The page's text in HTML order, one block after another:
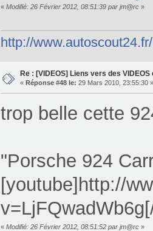
« Modifié: 26 Février 2012, 08:51:39 par jm@rc»
http://
Re : [VIDEOS] Liens vers des
« Réponse #48 le: 29 Mars 2010, 23:55:30 »
trop belle cette
"Porsche 924
[youtube]http://
« Modifié: 26 Février 2012, 08:51:52 par jm@rc»